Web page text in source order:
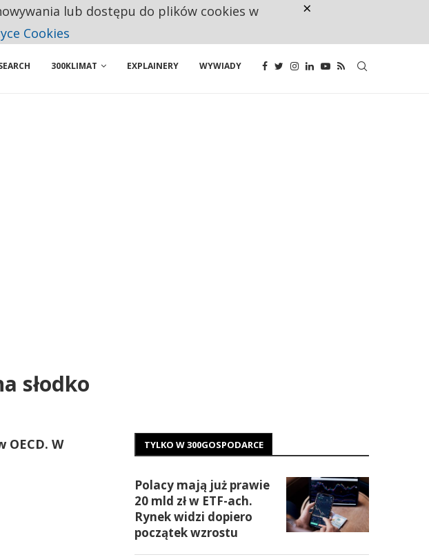
300KLIMAT EXPLAINERY WYWIADY
słodko
OECD. W
TYLKO W 300GOSPODARCE
Polacy mają już prawie
20 mld zł w ETF-ach.
Rynek widzi dopiero
początek wzrostu
lub dostępu do plików cookies w
Cookies
×